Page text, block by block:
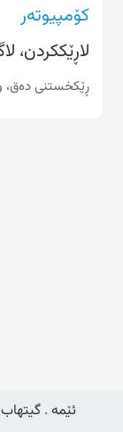
کۆمپیوتەر
لاڕێككردن،
ڕێكخستنی ده‌ق،
ئێمە . گیتهاب